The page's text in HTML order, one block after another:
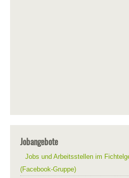
Jobangebote
Jobs und Arbeitsstellen im
(Facebook-Gruppe)